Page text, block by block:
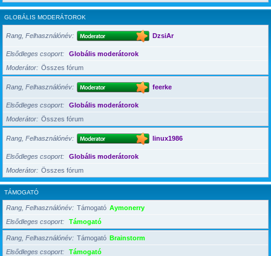
GLOBÁLIS MODERÁTOROK
Rang, Felhasználónév DzsiAr
Elsődleges csoport
Globális moderátorok
Moderátor
Összes fórum
Rang, Felhasználónév feerke
Elsődleges csoport
Globális moderátorok
Moderátor
Összes fórum
Rang, Felhasználónév linux1986
Elsődleges csoport
Globális moderátorok
Moderátor
Összes fórum
TÁMOGATÓ
Rang, Felhasználónév Támogató Aymonerry
Elsődleges csoport
Támogató
Rang, Felhasználónév Támogató Brainstorm
Elsődleges csoport
Támogató